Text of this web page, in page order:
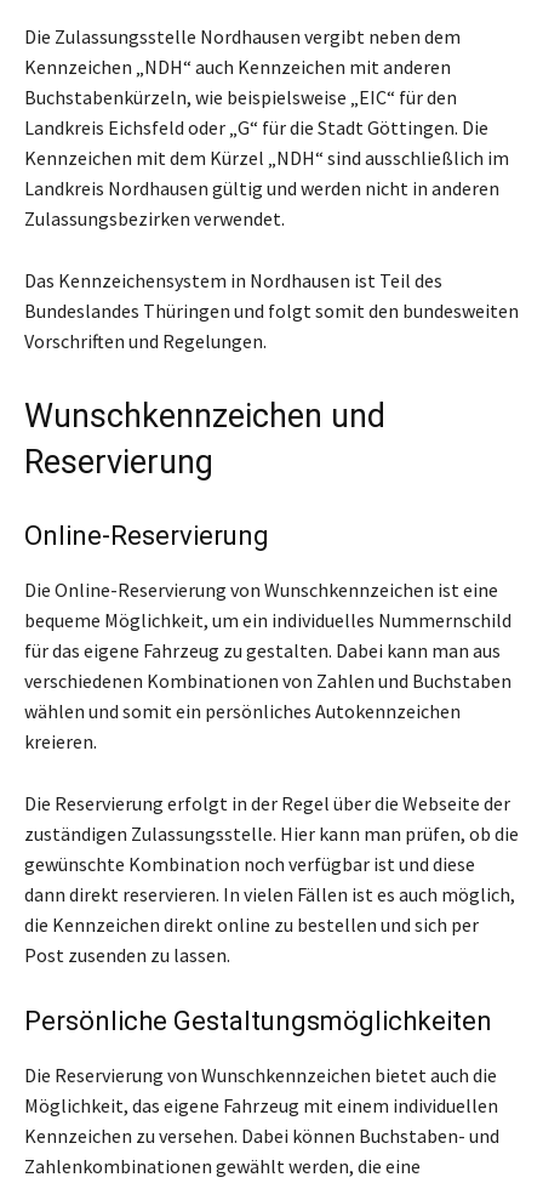
Die Zulassungsstelle Nordhausen vergibt neben dem
Kennzeichen „NDH“ auch Kennzeichen mit anderen
Buchstabenkürzeln, wie beispielsweise „EIC“ für den
Landkreis Eichsfeld oder „G“ für die Stadt Göttingen. Die
Kennzeichen mit dem Kürzel „NDH“ sind ausschließlich im
Landkreis Nordhausen gültig und werden nicht in anderen
Zulassungsbezirken verwendet.
Das Kennzeichensystem in Nordhausen ist Teil des
Bundeslandes Thüringen und folgt somit den bundesweiten
Vorschriften und Regelungen.
Wunschkennzeichen und
Reservierung
Online-Reservierung
Die Online-Reservierung von Wunschkennzeichen ist eine
bequeme Möglichkeit, um ein individuelles Nummernschild
für das eigene Fahrzeug zu gestalten. Dabei kann man aus
verschiedenen Kombinationen von Zahlen und Buchstaben
wählen und somit ein persönliches Autokennzeichen
kreieren.
Die Reservierung erfolgt in der Regel über die Webseite der
zuständigen Zulassungsstelle. Hier kann man prüfen, ob die
gewünschte Kombination noch verfügbar ist und diese
dann direkt reservieren. In vielen Fällen ist es auch möglich,
die Kennzeichen direkt online zu bestellen und sich per
Post zusenden zu lassen.
Persönliche Gestaltungsmöglichkeiten
Die Reservierung von Wunschkennzeichen bietet auch die
Möglichkeit, das eigene Fahrzeug mit einem individuellen
Kennzeichen zu versehen. Dabei können Buchstaben- und
Zahlenkombinationen gewählt werden, die eine